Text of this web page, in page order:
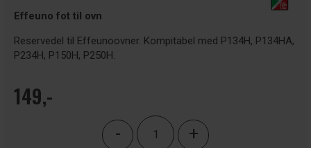
Effeuno fot til ovn
Reservedel til Effeunoovner. Kompitabel med P134H, P134HA,
P234H, P150H, P250H.
149,-
- +